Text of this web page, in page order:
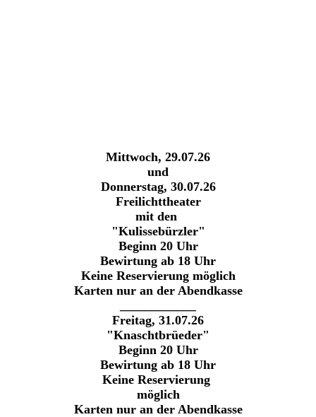
Mittwoch, 29.07.26
und
Donnerstag, 30.07.26
Freilichttheater
mit den
"Kulissebürzler"
Beginn 20 Uhr
Bewirtung ab 18 Uhr
Keine Reservierung möglich
Karten nur an der Abendkasse
Freitag, 31.07.26
"Knaschtbrüeder"
Beginn 20 Uhr
Bewirtung ab 18 Uhr
Keine Reservierung
möglich
Karten nur an der Abendkasse